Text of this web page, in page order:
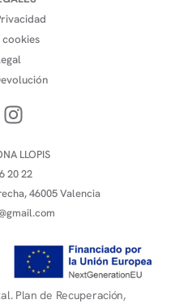
LLOPIS
20 22
46005 Valencia
Plan de Recuperación,